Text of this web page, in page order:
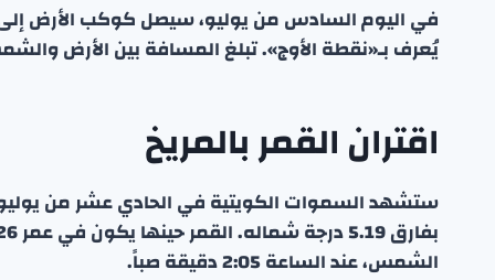
في اليوم السادس من يوليو، سيصل كوكب الأرض
يُعرف بـ«نقطة الأوج». تبلغ المسافة بين الأرض والشمس في هذه
اقتران القمر بالمريخ
ستشهد السموات الكويتية في الحادي عشر من
الشمس، عند الساعة 2:05 دقيقة صباً.